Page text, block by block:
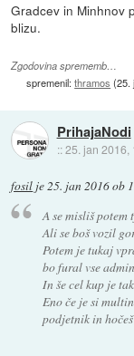
Gradcev in Minhnov
blizu.
Zgodovina sprememb…
spremenil:thramos (25.
PrihajaNodi
::25. jan 2016,
fosil je 25. jan 2016 ob
A se misliš
Ali se boš vozil
Potem je tukaj
bo fural vse
In še cel kup je
Eno če je si
podjetnik in